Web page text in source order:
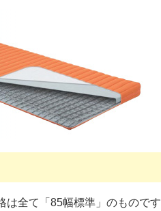
は全て「85幅標準」のものです